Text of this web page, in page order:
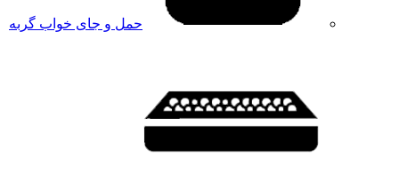
حمل و جای خواب گربه